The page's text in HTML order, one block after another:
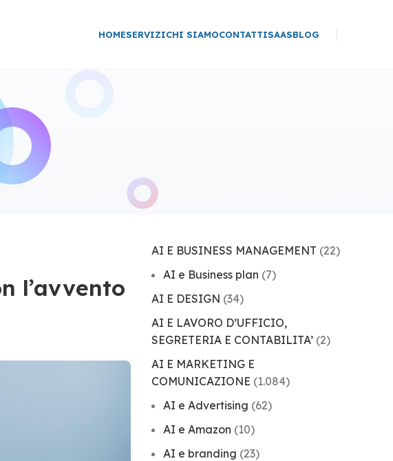
HOMESERVIZICHI SIAMOCONTATTISAASBLOG
l’avvento
AI E BUSINESS MANAGEMENT (22)
AI e Business plan (7)
AI E DESIGN (34)
AI E LAVORO D’UFFICIO,
SEGRETERIA E CONTABILITA’(2)
AI E MARKETING E
COMUNICAZIONE (1.084)
AI e Advertising (62)
AI e Amazon (10)
AI e branding (23)